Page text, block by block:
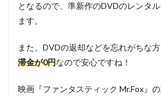
となるので、準新作のDVDのレンタ
ます。
また、DVDの返却などを忘れがちな方
滞金が0円なので安心ですね！
映画『ファンタスティック Mr.Fox』